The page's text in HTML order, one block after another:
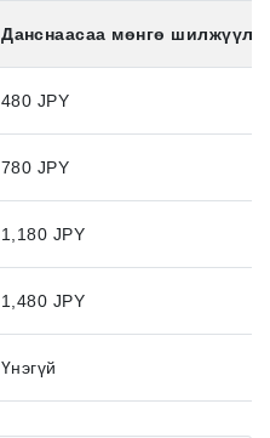
Данснаасаа мөнгө
480 JPY
780 JPY
1,180 JPY
1,480 JPY
Үнэгүй